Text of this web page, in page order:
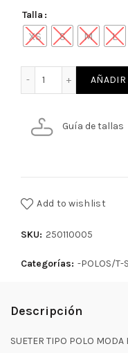
Talla
XS S M L
SUETER TIPO
AÑADIR
Guía de tallas
Add to wishlist
SKU: 250110005
Categorías: -POLOS/T-
Descripción
SUETER TIPO POLO MODA